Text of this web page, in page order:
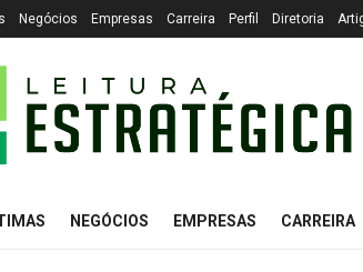
Negócios Empresas Carreira Perfil Diretoria
NEGÓCIOS EMPRESAS CARREIRA